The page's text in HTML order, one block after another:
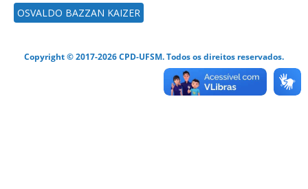
OSVALDO BAZZAN KAIZER
Copyright © 2017-2026 CPD-UFSM. Todos os direitos reservados.